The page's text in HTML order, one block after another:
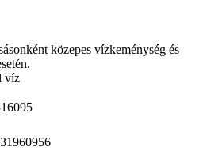
közepes vízkeménység és
víz